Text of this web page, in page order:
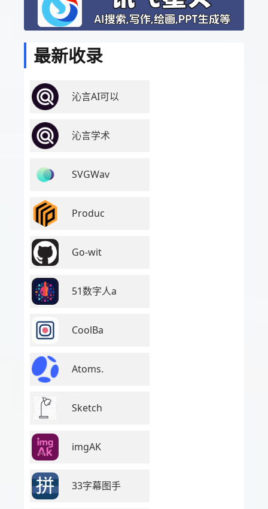
最新收录
沁言AI可以
沁言学术
SVGWav
Produc
Go-wit
51数字人a
CoolBa
Atoms.
Sketch
imgAK
33字幕图手